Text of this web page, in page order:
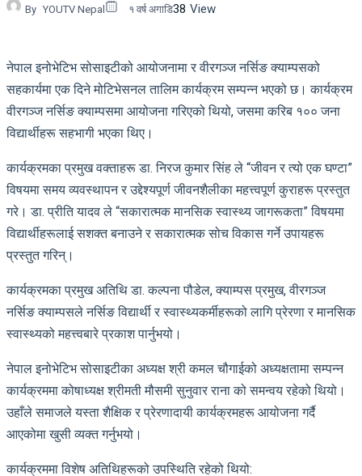
By YOUTV Nepal १ वर्ष अगाडि38 View
नेपाल इनोभेटिभ सोसाइटीको आयोजनामा र वीरगञ्ज नर्सिङ क्याम्पसको
सहकार्यमा एक दिने मोटिभेसनल तालिम कार्यक्रम सम्पन्न भएको छ। कार्यक्रम
वीरगञ्ज नर्सिङ क्याम्पसमा आयोजना गरिएको थियो, जसमा करिब १०० जना
विद्यार्थीहरू सहभागी भएका थिए।
कार्यक्रमका प्रमुख वक्ताहरू डा. निरज कुमार सिंह ले “जीवन र त्यो एक घण्टा”
विषयमा समय व्यवस्थापन र उद्देश्यपूर्ण जीवनशैलीका महत्त्वपूर्ण कुराहरू प्रस्तुत
गरे। डा. प्रीति यादव ले “सकारात्मक मानसिक स्वास्थ्य जागरूकता” विषयमा
विद्यार्थीहरूलाई सशक्त बनाउने र सकारात्मक सोच विकास गर्ने उपायहरू
प्रस्तुत गरिन्।
कार्यक्रमका प्रमुख अतिथि डा. कल्पना पौडेल, क्याम्पस प्रमुख, वीरगञ्ज
नर्सिङ क्याम्पसले नर्सिङ विद्यार्थी र स्वास्थ्यकर्मीहरूको लागि प्रेरणा र मानसिक
स्वास्थ्यको महत्त्वबारे प्रकाश पार्नुभयो।
नेपाल इनोभेटिभ सोसाइटीका अध्यक्ष श्री कमल चौगाईको अध्यक्षतामा सम्पन्न
कार्यक्रममा कोषाध्यक्ष श्रीमती मौसमी सुनुवार राना को समन्वय रहेको थियो।
उहाँले समाजले यस्ता शैक्षिक र प्रेरणादायी कार्यक्रमहरू आयोजना गर्दै
आएकोमा खुसी व्यक्त गर्नुभयो।
कार्यक्रममा विशेष अतिथिहरूको उपस्थिति रहेको थियो: